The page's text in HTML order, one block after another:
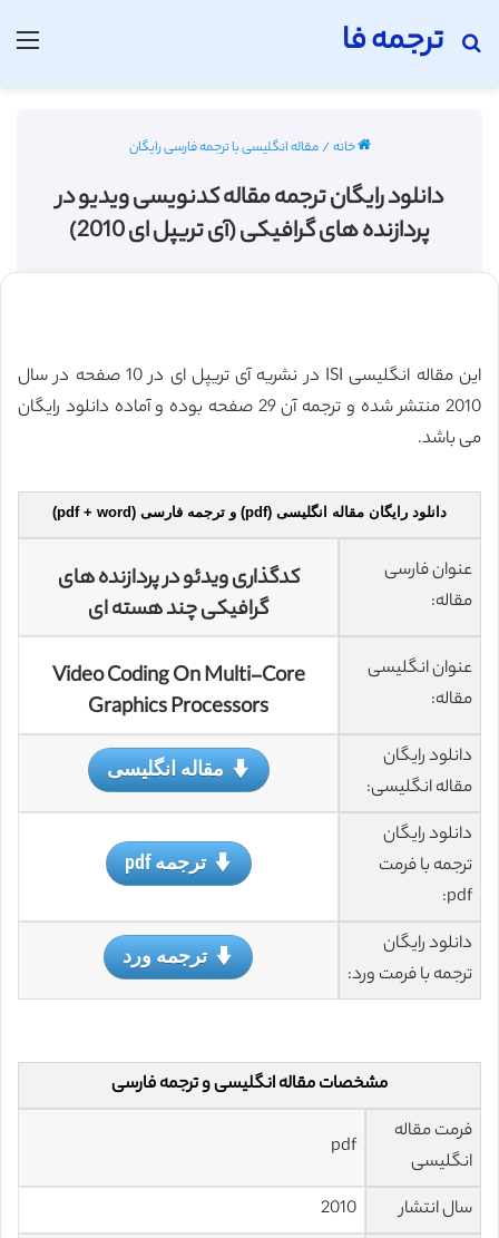
ترجمه فا
جستجو برای
خانه/مقاله انگلیسی با ترجمه فارسی رایگان
دانلود رایگان ترجمه مقاله کدنویسی ویدیو در
پردازنده های گرافیکی (آی تریپل ای 2010)
این مقاله انگلیسی ISI در نشریه آی تریپل ای در 10 صفحه در سال
2010 منتشر شده و ترجمه آن 29 صفحه بوده و آماده دانلود رایگان
می باشد.
دانلود رایگان مقاله انگلیسی (pdf) و ترجمه فارسی (pdf + word)
عنوان فارسی
مقاله:
کدگذاریویدئودرپردازندههای
گرافیکی چندهستهای
عنوان انگلیسی
مقاله:
Video Coding On Multi-Core
Graphics Processors
دانلود رایگان
مقاله انگلیسی:
مقاله انگلیسی
دانلود رایگان
ترجمه با فرمت
pdf:
ترجمه pdf
دانلود رایگان
ترجمه با فرمت ورد:
ترجمه ورد
مشخصات مقاله انگلیسی و ترجمه فارسی
فرمت مقاله
انگلیسی
pdf
سال انتشار
2010